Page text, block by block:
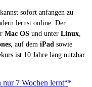
sofort anfangen zu
lernst online. Der
Mac OS und unter Linux,
, auf dem iPad sowie
ist 10 Jahre lang nutzbar.